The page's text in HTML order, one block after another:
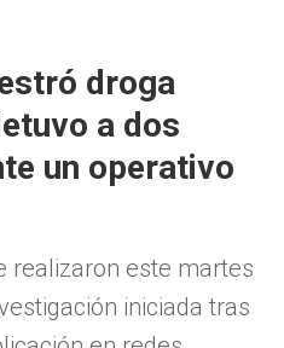
droga
a dos
un operativo
realizaron este martes
iniciada tras